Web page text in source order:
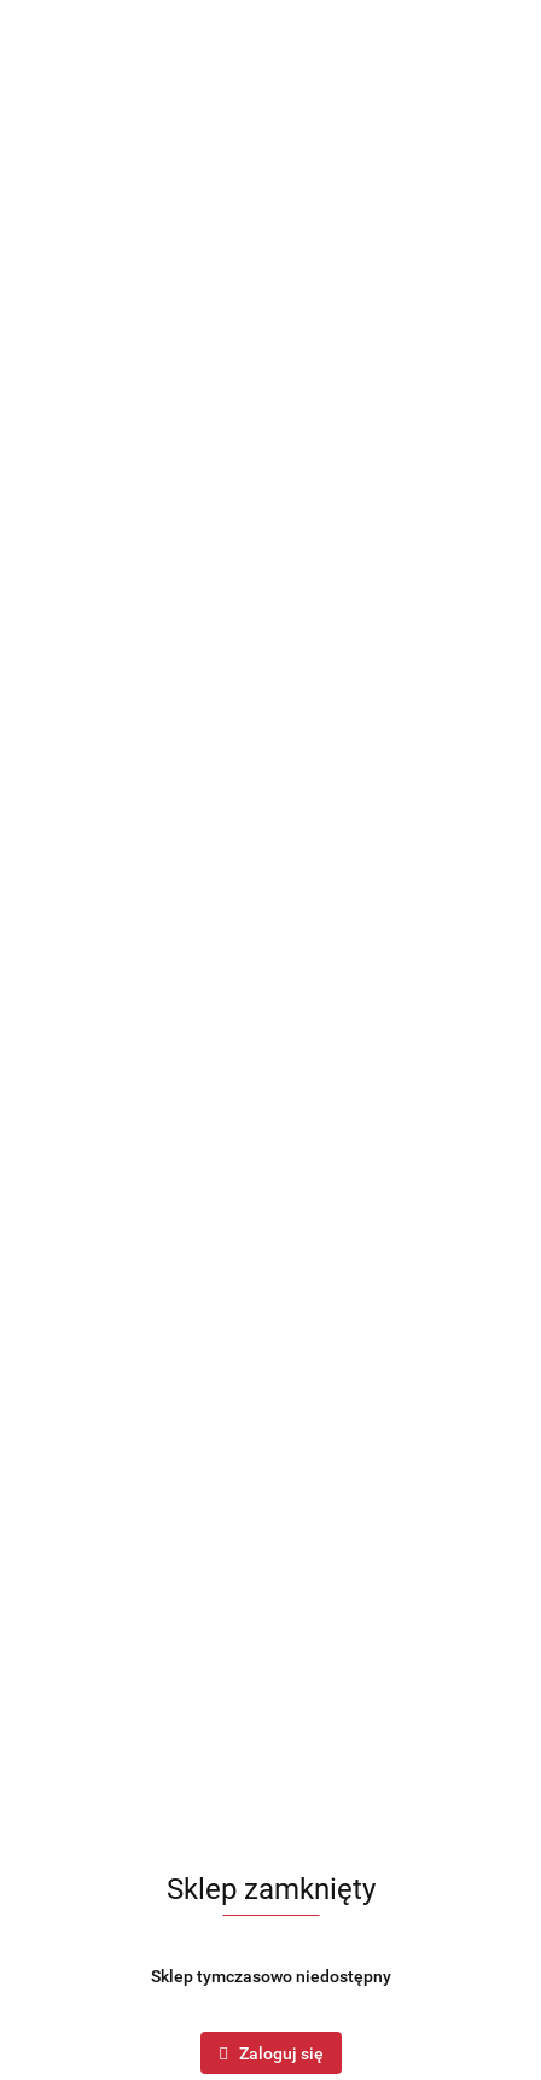
Sklep zamknięty
Sklep tymczasowo niedostępny
Zaloguj się